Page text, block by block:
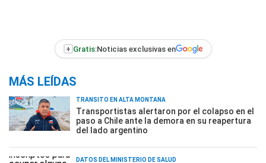
+ Gratis:Noticias exclusivas en
MÁS LEÍDAS
TRÁNSITO EN ALTA MONTAÑA
Transportistas alertaron por el colapso en el
paso a Chile ante la demora en su reapertura
del lado argentino
DATOS DEL MINISTERIO DE SALUD